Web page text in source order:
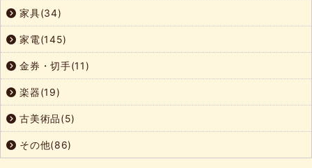
家具(34)
家電(145)
金券・切手(11)
楽器(19)
古美術品(5)
その他(86)